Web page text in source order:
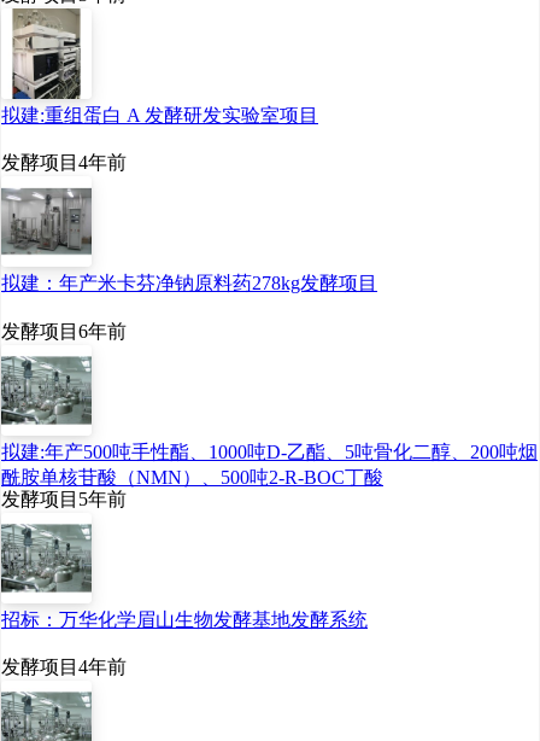
拟建:重组蛋白 A 发酵研发实验室项目
发酵项目 4年前
拟建：年产米卡芬净钠原料药278kg发酵项目
发酵项目 6年前
拟建:年产500吨手性酯、1000吨D-乙酯、5吨骨化二醇、200吨烟
酰胺单核苷酸（NMN）、500吨2-R-BOC丁酸
发酵项目 5年前
招标：万华化学眉山生物发酵基地发酵系统
发酵项目 4年前